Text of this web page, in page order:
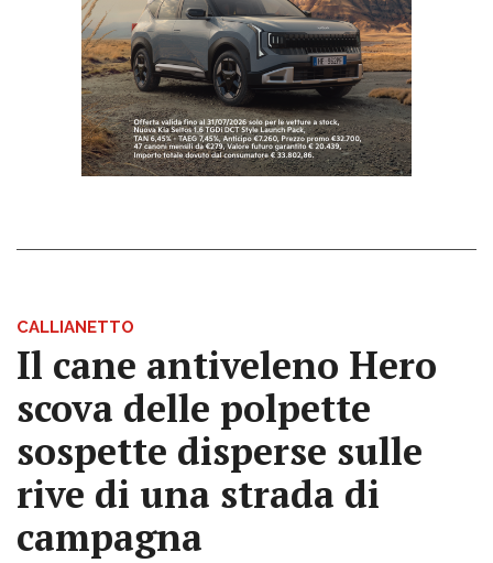
CALLIANETTO
Il cane antiveleno Hero
scova delle polpette
sospette disperse sulle
rive di una strada di
campagna